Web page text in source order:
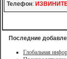
Телефон:
Последние
Глобальная